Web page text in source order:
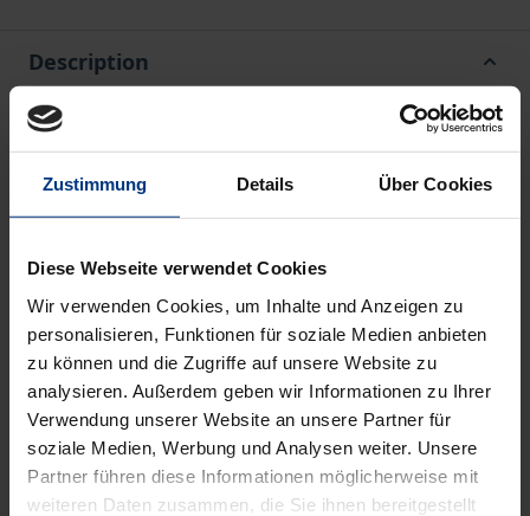
Zustimmung Details Über Cookies
Diese Webseite verwendet Cookies
Wir verwenden Cookies, um Inhalte und Anzeigen zu
personalisieren, Funktionen für soziale Medien anbieten
zu können und die Zugriffe auf unsere Website zu
analysieren. Außerdem geben wir Informationen zu Ihrer
Verwendung unserer Website an unsere Partner für
soziale Medien, Werbung und Analysen weiter. Unsere
Partner führen diese Informationen möglicherweise mit
weiteren Daten zusammen, die Sie ihnen bereitgestellt
Description
Die Anforderungen, die an das spezifische Profil
und aufgrund der unterschiedlichen
konzipieren, auch sehr vielfältig.
In der vorliegenden rekonstruktiven Studie mit
explorativen Charakter stehen Leiter und
Trägervertreter Evangelischer Schulen im Zentrum
des Interesses. Im Rahmen von qualitativen
Experteninterviews werden ihre subjektiven
Sichtweisen zu drei übergreifenden
Themenkomplexen ausführlich erfasst, analysiert